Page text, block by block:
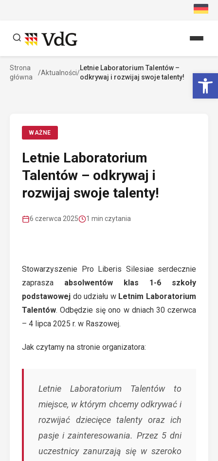
Szukaj
Strona
główna
/Aktualności/
Letnie Laboratorium Talentów –
odkrywaj i rozwijaj swoje talenty!
WAŻNE
Letnie Laboratorium
Talentów – odkrywaj i
rozwijaj swoje talenty!
6 czerwca 2025 1 min czytania
Stowarzyszenie Pro Liberis Silesiae serdecznie
zaprasza absolwentów klas 1-6 szkoły
podstawowej do udziału w Letnim Laboratorium
Talentów. Odbędzie się ono w dniach 30 czerwca
– 4 lipca 2025 r. w Raszowej.
Jak czytamy na stronie organizatora:
Letnie Laboratorium Talentów to
miejsce, w którym chcemy odkrywać i
rozwijać dziecięce talenty oraz ich
pasje i zainteresowania. Przez 5 dni
uczestnicy zanurzają się w szeroko